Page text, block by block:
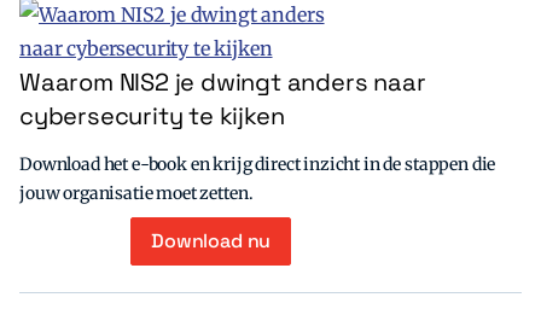
Waarom NIS2 je dwingt anders naar
cybersecurity te kijken
Download het e-book en krijg direct inzicht in de stappen die
jouw organisatie moet zetten.
Download nu